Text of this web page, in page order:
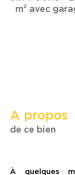
m² avec
a propos
de ce bien
À quelques